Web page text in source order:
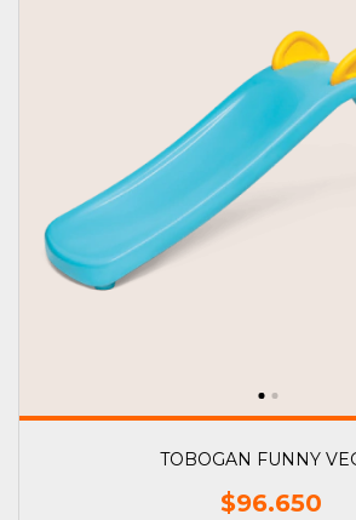
TOBOGAN FUNNY
$96.650